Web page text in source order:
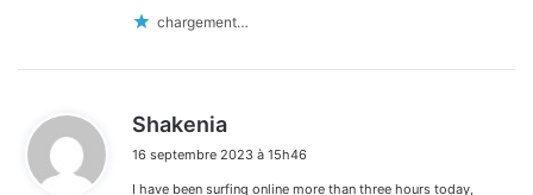
chargement…
Shakenia
t
16 septembre 2023 à 15h46
I have been surfing online more than three hours today,